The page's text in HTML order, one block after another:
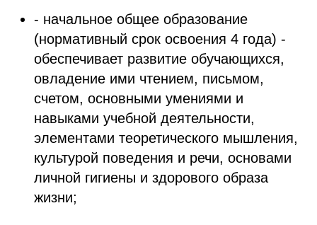
- начальное общее образование
(нормативный срок освоения 4 года) -
обеспечивает развитие обучающихся,
овладение ими чтением, письмом,
счетом, основными умениями и
навыками учебной деятельности,
элементами теоретического мышления,
культурой поведения и речи, основами
личной гигиены и здорового образа
жизни;